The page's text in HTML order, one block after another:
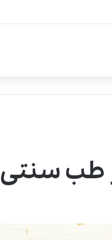
طب سنتی